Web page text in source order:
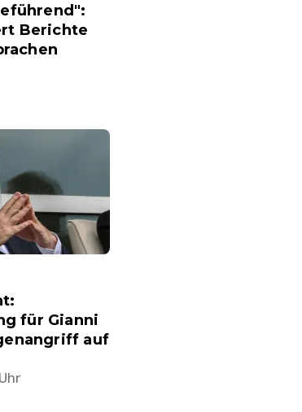
Berichte
für Gianni
auf